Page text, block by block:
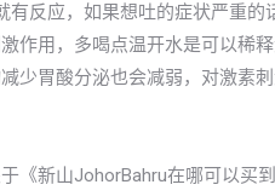
有反应，如果想吐的症状严重
作用，多喝点温开水是可以稀
少胃酸分泌也会减弱，对激素
《新山JohorBahru在哪可以买